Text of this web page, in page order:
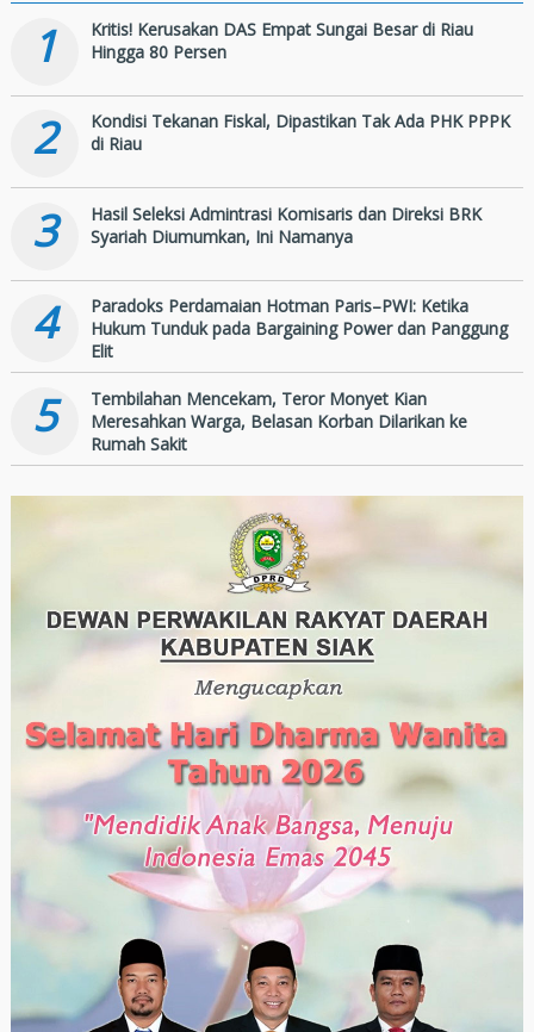
1
Kritis! Kerusakan DAS Empat Sungai Besar di Riau
Hingga 80 Persen
2
Kondisi Tekanan Fiskal, Dipastikan Tak Ada PHK PPPK
di Riau
3
Hasil Seleksi Admintrasi Komisaris dan Direksi BRK
Syariah Diumumkan, Ini Namanya
4
Paradoks Perdamaian Hotman Paris–PWI: Ketika
Hukum Tunduk pada Bargaining Power dan Panggung
Elit
5
Tembilahan Mencekam, Teror Monyet Kian
Meresahkan Warga, Belasan Korban Dilarikan ke
Rumah Sakit